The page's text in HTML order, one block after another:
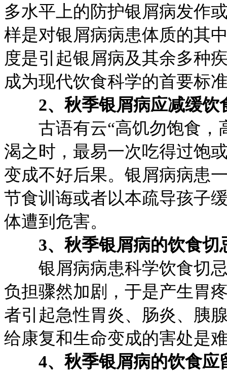
多水平上的防护银屑病发作
样是对银屑病病患体质的其
度是引起银屑病及其余多种
成为现代饮食科学的首要标
2、秋季银屑病应减缓饮
古语有云“高饥勿饱食，
渴之时，最易一次吃得过饱
变成不好后果。银屑病病患
节食训诲或者以本疏导孩子
体遭到危害。
3、秋季银屑病的饮食切
银屑病病患科学饮食切忌
负担骤然加剧，于是产生胃
者引起急性胃炎、肠炎、胰
给康复和生命变成的害处是
4、秋季银屑病的饮食应